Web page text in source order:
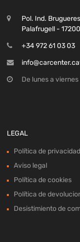
Pol. Ind.
Palafrugell -
+34 972 61 03 03
De lunes a
LEGAL
Política de privacidad
Aviso legal
Política de cookies
Política de
Desistimiento de